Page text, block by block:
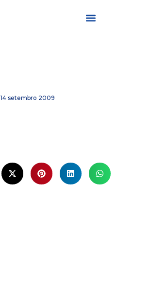
14 setembro 2009